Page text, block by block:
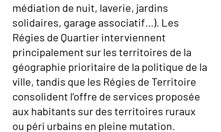
médiation de nuit, laverie, jardins
solidaires, garage associatif…). Les
Régies de Quartier interviennent
principalement sur les territoires de la
géographie prioritaire de la politique de la
ville, tandis que les Régies de Territoire
consolident l’offre de services proposée
aux habitants sur des territoires ruraux
ou péri urbains en pleine mutation.